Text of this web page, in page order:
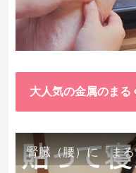
大人気の金属のまる